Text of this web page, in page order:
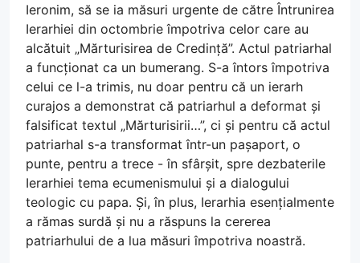
Ieronim, să se ia măsuri urgente de către Întrunirea
Ierarhiei din octombrie împotriva celor care au
alcătuit „Mărturisirea de Credință”. Actul patriarhal
a funcționat ca un bumerang. S-a întors împotriva
celui ce l-a trimis, nu doar pentru că un ierarh
curajos a demonstrat că patriarhul a deformat și
falsificat textul „Mărturisirii…”, ci și pentru că actul
patriarhal s-a transformat într-un pașaport, o
punte, pentru a trece - în sfârșit, spre dezbaterile
Ierarhiei tema ecumenismului și a dialogului
teologic cu papa. Și, în plus, Ierarhia esențialmente
a rămas surdă și nu a răspuns la cererea
patriarhului de a lua măsuri împotriva noastră.